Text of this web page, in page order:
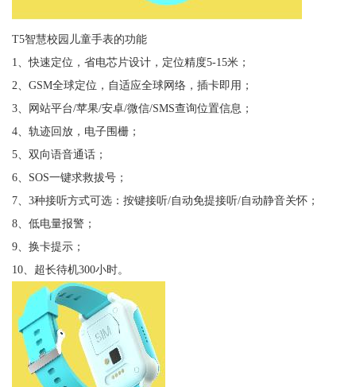
T5智慧校园儿童手表的功能
1、快速定位，省电芯片设计，定位精度5-15米；
2、GSM全球定位，自适应全球网络，插卡即用；
3、网站平台/苹果/安卓/微信/SMS查询位置信息；
4、轨迹回放，电子围栅；
5、双向语音通话；
6、SOS一键求救拔号；
7、3种接听方式可选：按键接听/自动免提接听/自动静音关怀；
8、低电量报警；
9、换卡提示；
10、超长待机300小时。